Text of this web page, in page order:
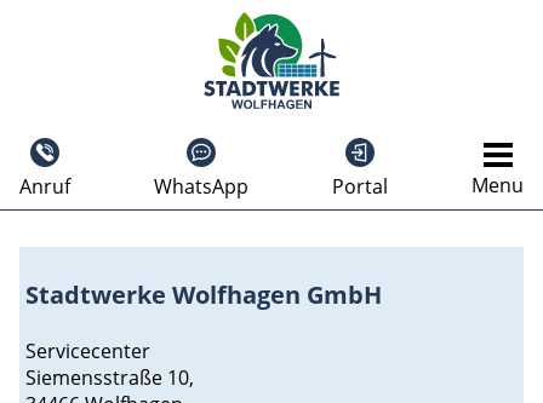
Anruf WhatsApp Portal Menu
Stadtwerke Wolfhagen GmbH
Servicecenter
Siemensstraße 10,